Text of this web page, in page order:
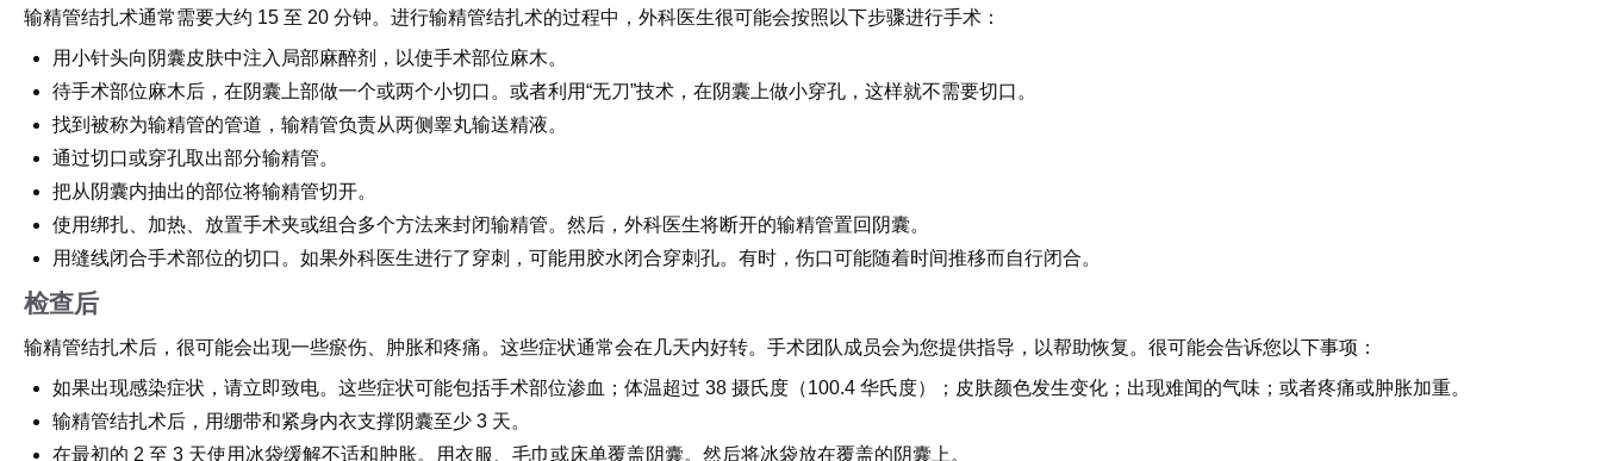
输精管结扎术通常需要大约 15 至 20 分钟。进行输精管结扎术的过程中，外科医生很可能会按照以下步骤进行手术：
用小针头向阴囊皮肤中注入局部麻醉剂，以使手术部位麻木。
待手术部位麻木后，在阴囊上部做一个或两个小切口。或者利用“无刀”技术，在阴囊上做小穿孔，这样就不需要切口。
找到被称为输精管的管道，输精管负责从两侧睾丸输送精液。
通过切口或穿孔取出部分输精管。
把从阴囊内抽出的部位将输精管切开。
使用绑扎、加热、放置手术夹或组合多个方法来封闭输精管。然后，外科医生将断开的输精管置回阴囊。
用缝线闭合手术部位的切口。如果外科医生进行了穿刺，可能用胶水闭合穿刺孔。有时，伤口可能随着时间推移而自行闭合。
检查后
输精管结扎术后，很可能会出现一些瘀伤、肿胀和疼痛。这些症状通常会在几天内好转。手术团队成员会为您提供指导，以帮助恢复。很可能会告诉您以下事项：
如果出现感染症状，请立即致电。这些症状可能包括手术部位渗血；体温超过 38 摄氏度（100.4 华氏度）；皮肤颜色发生变化；出现难闻的气味；或者疼痛或肿胀加重。
输精管结扎术后，用绷带和紧身内衣支撑阴囊至少 3 天。
在最初的 2 至 3 天使用冰袋缓解不适和肿胀。用衣服、毛巾或床单覆盖阴囊。然后将冰袋放在覆盖的阴囊上。